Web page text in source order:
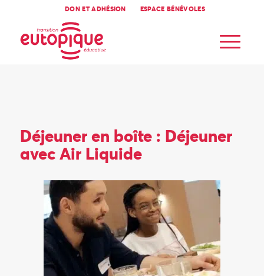
DON ET ADHÉSION ESPACE BÉNÉVOLES
Déjeuner en boîte : Déjeuner
avec Air Liquide